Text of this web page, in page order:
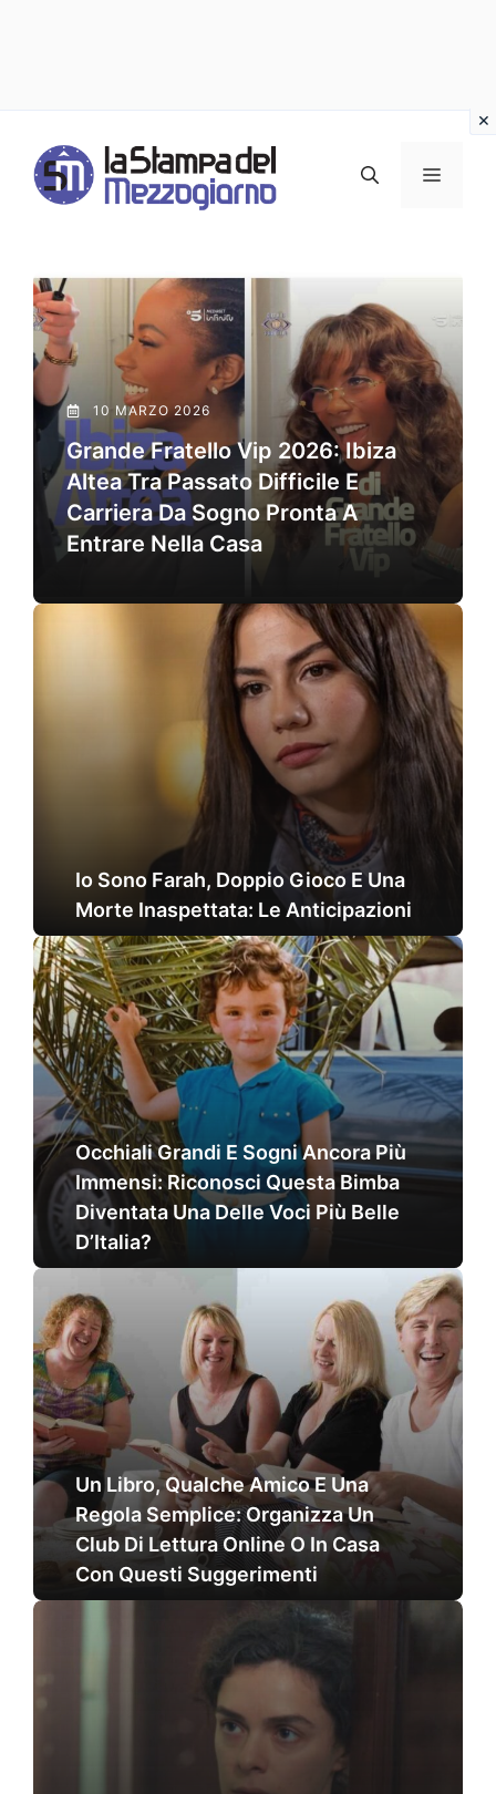
contenuto
MENU
10 MARZO 2026
Grande Fratello Vip 2026: Ibiza
Altea Tra Passato Difficile E
Carriera Da Sogno Pronta A
Entrare Nella Casa
Io Sono Farah, Doppio Gioco E Una
Morte Inaspettata: Le Anticipazioni
Occhiali Grandi E Sogni Ancora Più
Immensi: Riconosci Questa Bimba
Diventata Una Delle Voci Più Belle
D’Italia?
Un Libro, Qualche Amico E Una
Regola Semplice: Organizza Un
Club Di Lettura Online O In Casa
Con Questi Suggerimenti